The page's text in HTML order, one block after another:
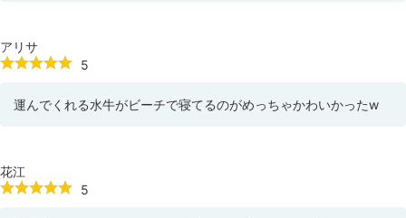
アリサ
5
運んでくれる水牛がビーチで寝てるのがめっちゃかわいかったw
花江
5